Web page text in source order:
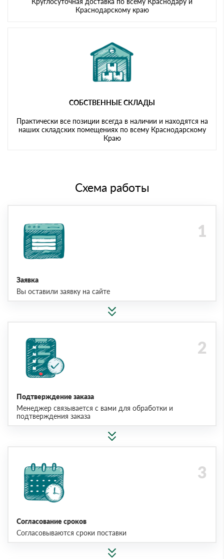
Краснодарскому краю
СОБСТВЕННЫЕ СКЛАДЫ
Практически все позиции всегда в наличии и находятся на
наших складских помещениях по всему Краснодарскому
Краю
Схема работы
Заявка
Вы оставили заявку на сайте
Подтверждение заказа
Менеджер связывается с вами для обработки и
подтверждения заказа
Согласование сроков
Согласовываются сроки поставки